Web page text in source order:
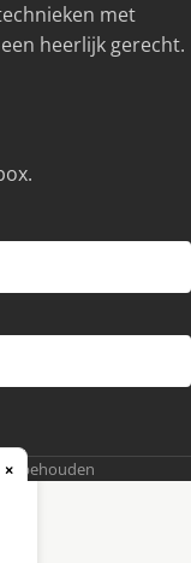
met
heerlijk gerecht.
×